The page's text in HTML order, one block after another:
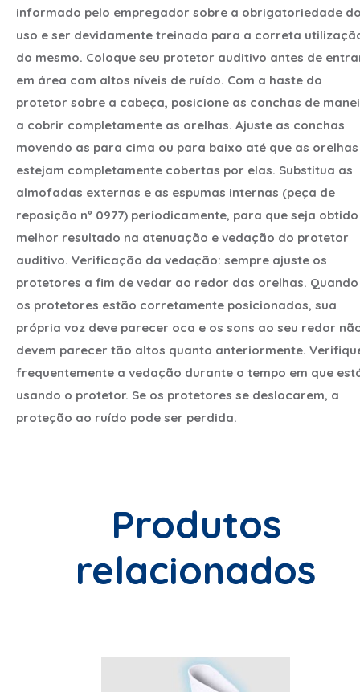
informado pelo empregador sobre a obrigatoriedade
uso e ser devidamente treinado para a correta
do mesmo. Coloque seu protetor auditivo antes de
em área com altos níveis de ruído. Com a haste do
protetor sobre a cabeça, posicione as conchas de
a cobrir completamente as orelhas. Ajuste as conchas
movendo as para cima ou para baixo até que as orelhas
estejam completamente cobertas por elas. Substitua as
almofadas externas e as espumas internas (peça de
reposição nº 0977) periodicamente, para que seja
melhor resultado na atenuação e vedação do protetor
auditivo. Verificação da vedação: sempre ajuste os
protetores a fim de vedar ao redor das orelhas. Quando
os protetores estão corretamente posicionados, sua
própria voz deve parecer oca e os sons ao seu redor
devem parecer tão altos quanto anteriormente.
frequentemente a vedação durante o tempo em que
usando o protetor. Se os protetores se deslocarem, a
proteção ao ruído pode ser perdida.
Produtos
relacionados